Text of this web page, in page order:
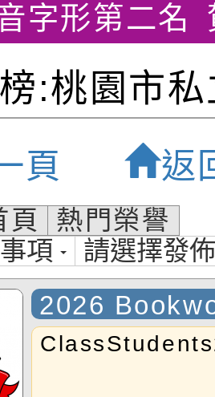
二名 賀~劍
:桃園市
語小學-
小學
頁 返
頁
熱門榮譽
項
請選擇發
2026
of March